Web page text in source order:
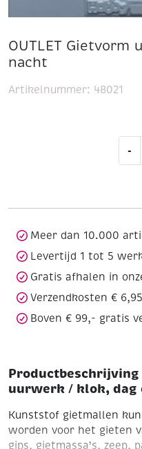
OUTLET
nacht
-
en
nacht
Artikelnummer: 48021
Meer dan 10.000
Levertijd 1 tot 5
Gratis afhalen in
Verzendkosten € 6,95
Boven € 99,- gratis
Productbeschrijving
uurwerk / klok, dag
Kunststof gietmallen
worden voor het gieten
gips, gietmassa’s, zeep,